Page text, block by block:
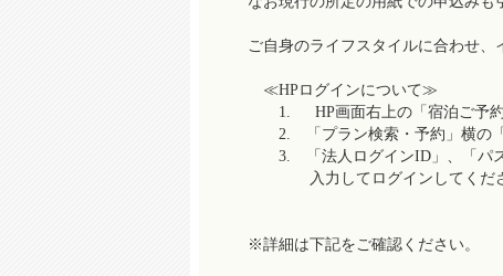
ご自身のライフスタイルに合わせ、
≪HPログインについて≫
1. HP画面右上の「宿泊ご予約」
2. 「プラン検索・予約」横の「
3. 「法人ログインID」、「パス
入力してログインしてくださ
※詳細は下記をご確認ください。